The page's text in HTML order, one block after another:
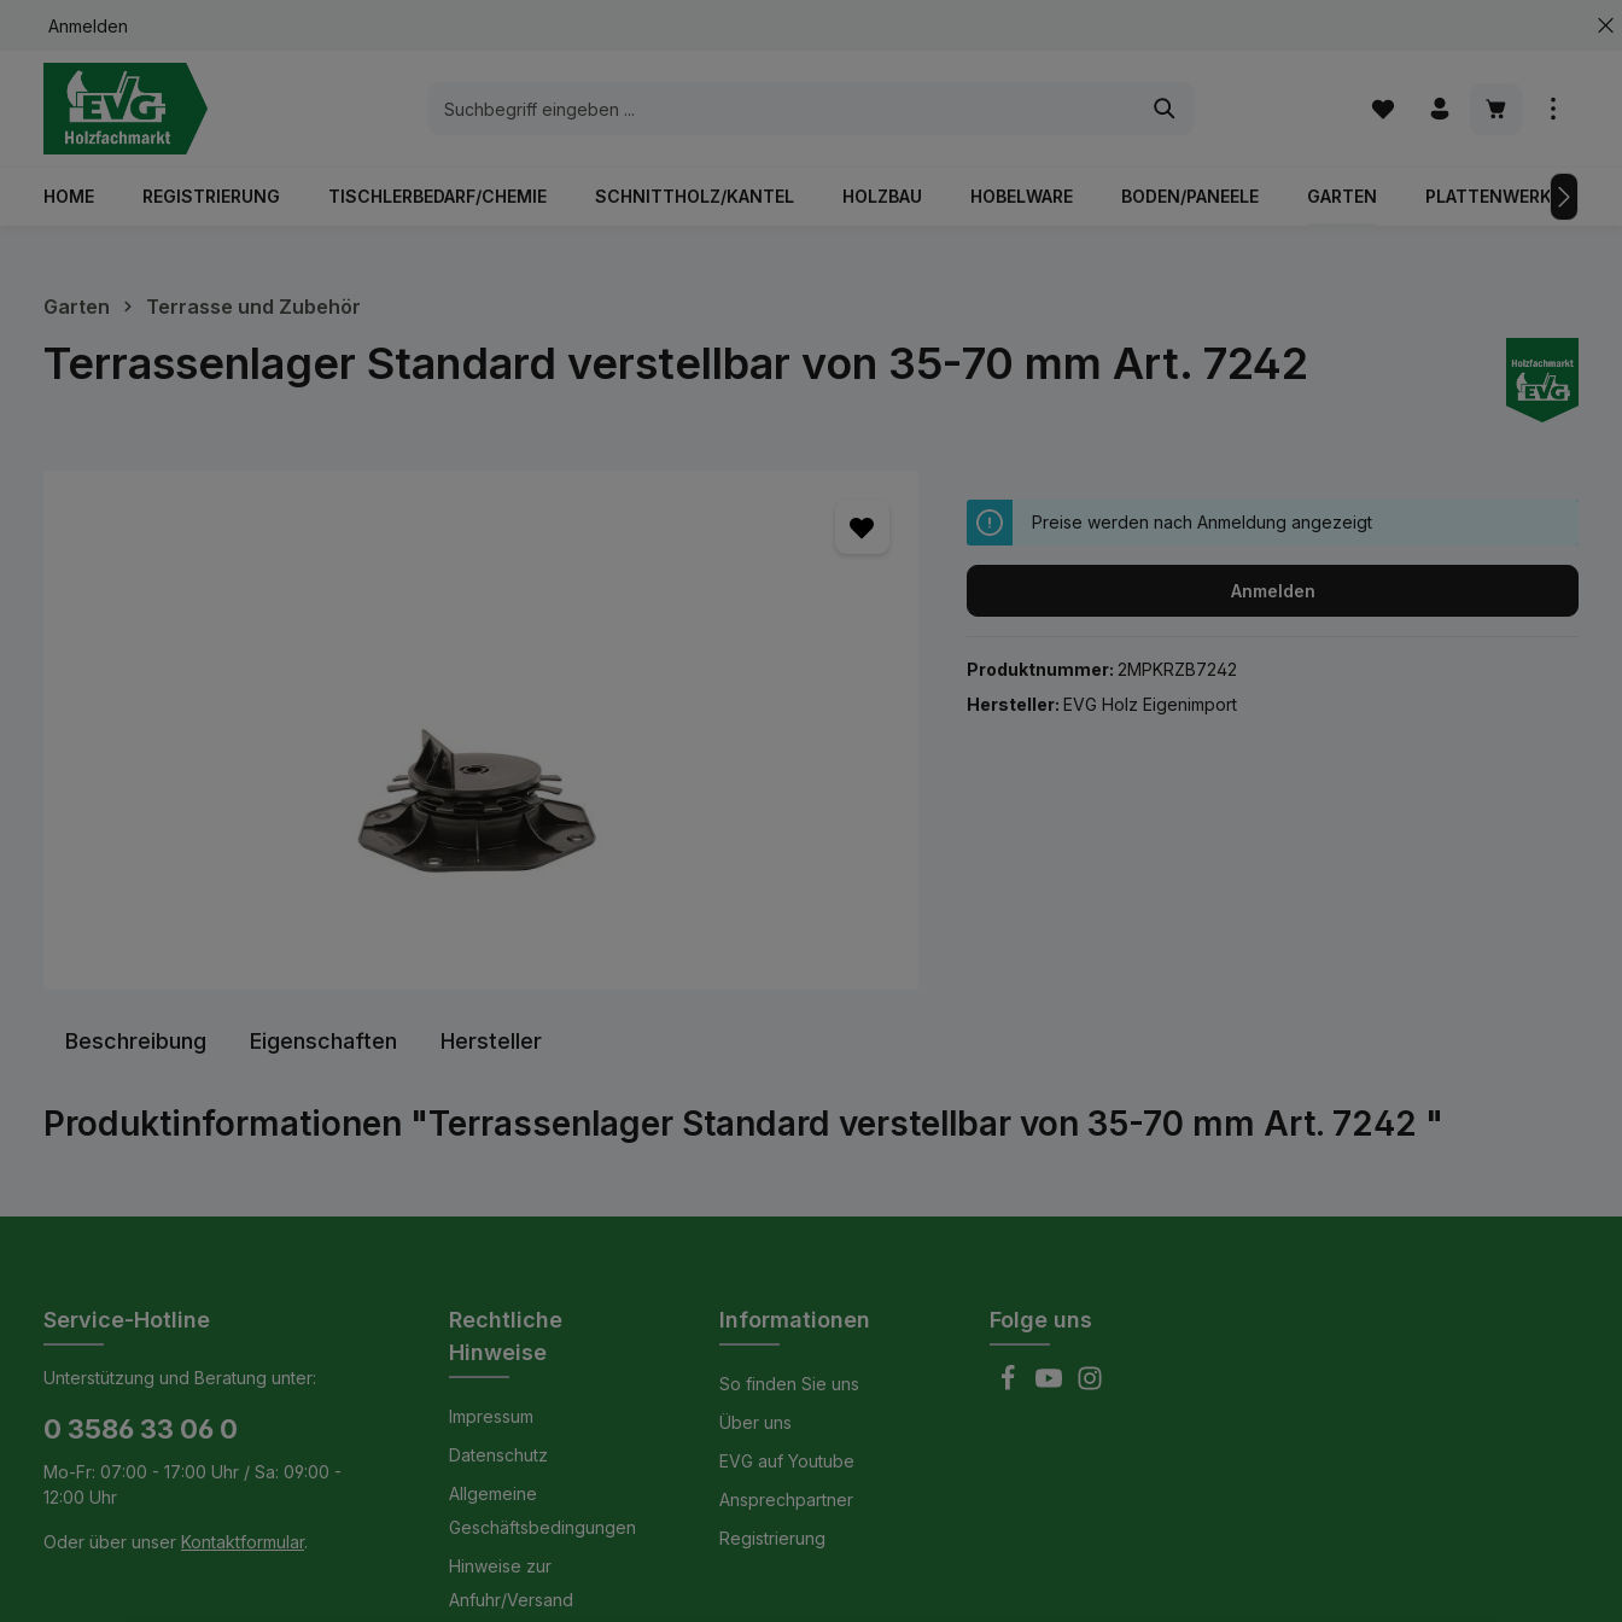
Zur Hauptnavigation springen
Anmelden
Warenkorb
HOME REGISTRIERUNG TISCHLERBEDARF/CHEMIE SCHNITTHOLZ/KANTEL HOLZBAU HOBELWARE BODEN/PANEELE GARTEN PLATTENWERKSTOFFE
Garten Terrasse und Zubehör
Terrassenlager Standard verstellbar von 35-70 mm Art. 7242
Preise werden nach Anmeldung angezeigt
Anmelden
Produktnummer: 2MPKRZB7242
Hersteller:EVG Holz Eigenimport
Beschreibung Eigenschaften Hersteller
Produktinformationen "Terrassenlager Standard verstellbar von 35-70 mm Art. 7242 "
Service-Hotline
Unterstützung und Beratung unter:
0 3586 33 06 0
Mo-Fr: 07:00 - 17:00 Uhr / Sa: 09:00 -
12:00 Uhr
Oder über unser Kontaktformular.
Rechtliche
Hinweise
Impressum
Datenschutz
Allgemeine
Geschäftsbedingungen
Hinweise zur
Anfuhr/Versand
Informationen
So finden Sie uns
Über uns
EVG auf Youtube
Ansprechpartner
Registrierung
Folge uns